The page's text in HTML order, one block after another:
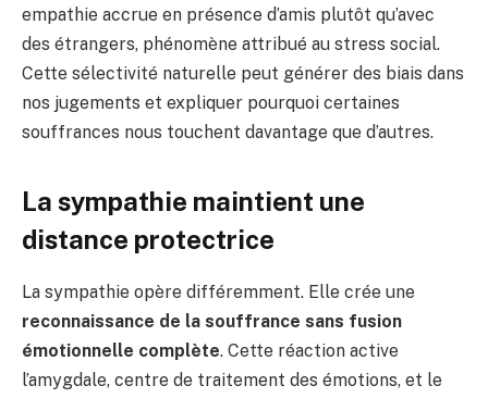
empathie accrue en présence d’amis plutôt qu’avec
des étrangers, phénomène attribué au stress social.
Cette sélectivité naturelle peut générer des biais dans
nos jugements et expliquer pourquoi certaines
souffrances nous touchent davantage que d’autres.
La sympathie maintient une
distance protectrice
La sympathie opère différemment. Elle crée une
reconnaissance de la souffrance sans fusion
émotionnelle complète. Cette réaction active
l’amygdale, centre de traitement des émotions, et le